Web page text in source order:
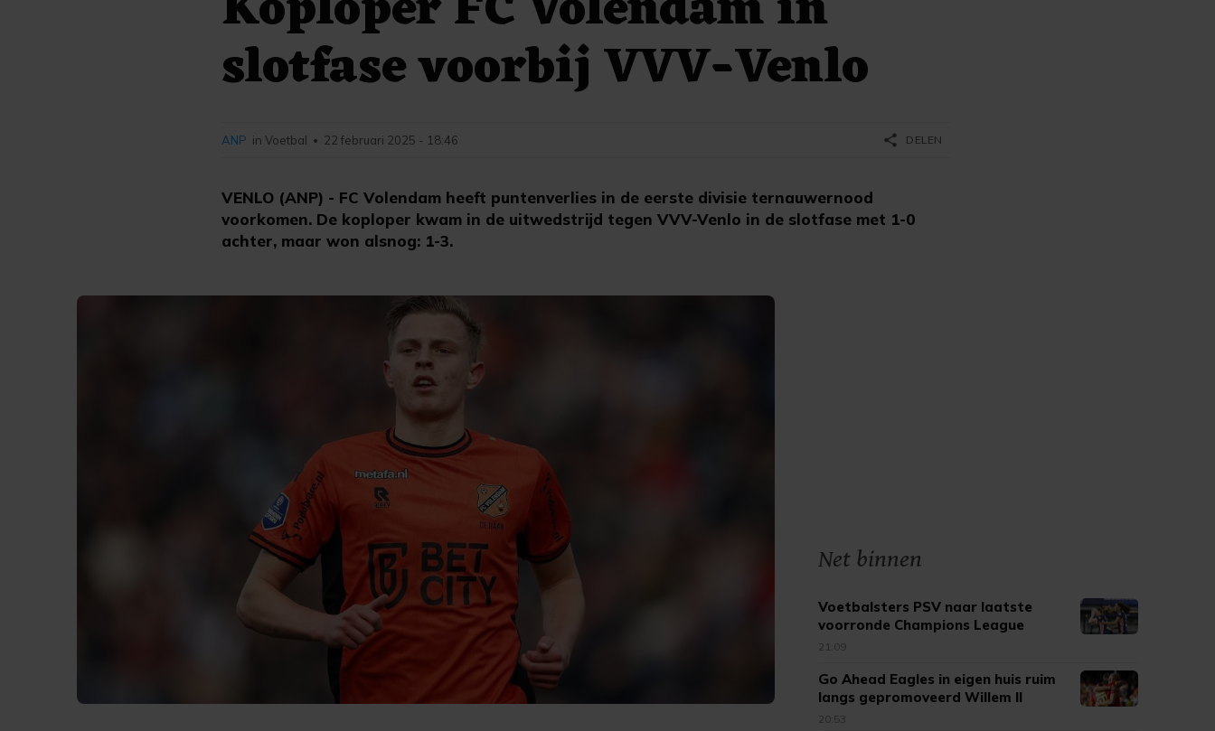
slotfase voorbij VVV-Venlo
VENLO (ANP) - FC Volendam heeft puntenverlies in de eerste divisie ternauwernood
voorkomen. De koploper kwam in de uitwedstrijd tegen VVV-Venlo in de slotfase met 1-0
achter, maar won alsnog: 1-3.
ANP in Voetbal • 22 februari 2025 - 18:46 share DELEN
Net binnen
Voetbalsters PSV naar laatste
voorronde Champions League
21:09
Go Ahead Eagles in eigen huis ruim
langs gepromoveerd Willem II
20:53